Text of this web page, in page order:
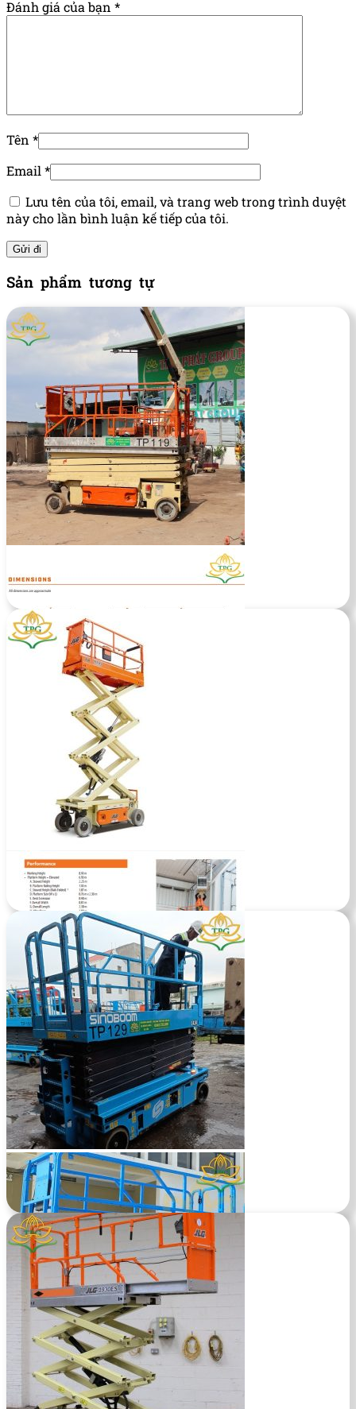
Đánh giá của bạn *
Tên *
Email *
Lưu tên của tôi, email, và trang web trong trình duyệt
này cho lần bình luận kế tiếp của tôi.
Sản phẩm tương tự
Xe nâng người 12m làm việc – JLG 3246ES
Xe nâng người cắt kéo 8m làm việc JLG 2032ES
Tìm hiểu xe